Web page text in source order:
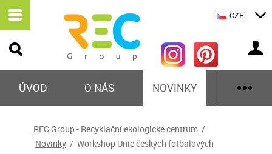
ÚVOD O NÁS NOVINKY
CZE
REC Group - Recyklační ekologické centrum /
Novinky / Workshop Unie českých fotbalových